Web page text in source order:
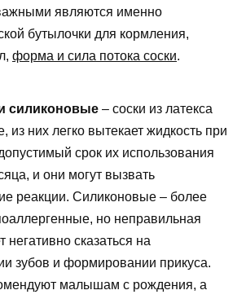
являются именно
бутылочки для кормления,
форма и сила потока соски.
силиконовые – соски из латекса
из них легко вытекает жидкость при
срок их использования
и они могут вызвать
реакции. Силиконовые – более
но неправильная
сказаться на
зубов и формировании прикуса.
малышам с рождения, а